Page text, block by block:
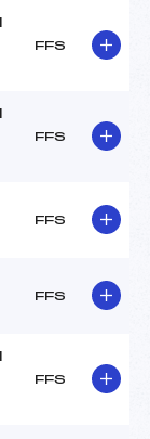
FFS
FFS
FFS
FFS
FFS